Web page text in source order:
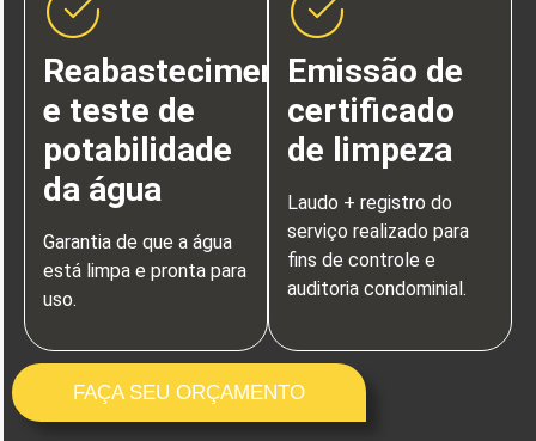
Reabastecimento
e teste de
potabilidade
da água
Garantia de que a água
está limpa e pronta para
uso.
Emissão de
certificado
de limpeza
Laudo + registro do
serviço realizado para
fins de controle e
auditoria condominial.
FAÇA SEU ORÇAMENTO